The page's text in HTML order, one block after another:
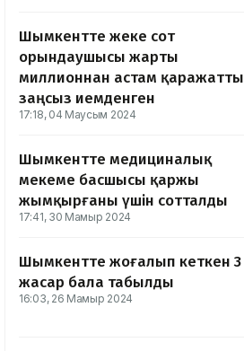
Шымкентте жеке сот
орындаушысы жарты
миллионнан астам қаражатты
заңсыз иемденген
17:18, 04 Маусым 2024
Шымкентте медициналық
мекеме басшысы қаржы
жымқырғаны үшін сотталды
17:41, 30 Мамыр 2024
Шымкентте жоғалып кеткен 3
жасар бала табылды
16:03, 26 Мамыр 2024